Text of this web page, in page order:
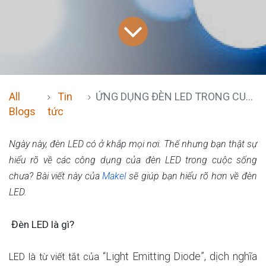
All
Blogs
Tin
tức
ỨNG DỤNG ĐÈN LED TRONG CUỘC SỐNG
Ngày này, đèn LED có ở khắp mọi nơi. Thế nhưng bạn thật sự
hiểu rõ về các công dụng của đèn LED trong cuộc sống
chưa? Bài viết này củaMakelsẽ giúp bạn hiểu rõ hơn về đèn
LED.
Đèn LED là gì?
LED là từ viết tắt của “Light Emitting Diode”, dịch nghĩa